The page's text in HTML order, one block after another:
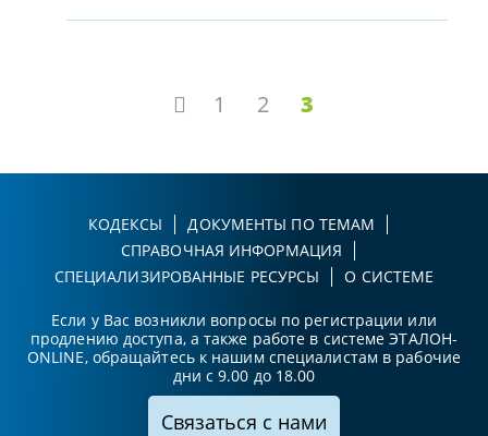
1 2 3
КОДЕКСЫ
ДОКУМЕНТЫ ПО ТЕМАМ
СПРАВОЧНАЯ ИНФОРМАЦИЯ
СПЕЦИАЛИЗИРОВАННЫЕ РЕСУРСЫ
О СИСТЕМЕ
Если у Вас возникли вопросы по регистрации или
продлению доступа, а также работе в системе ЭТАЛОН-
ONLINE, обращайтесь к нашим специалистам в рабочие
дни с 9.00 до 18.00
Связаться с нами